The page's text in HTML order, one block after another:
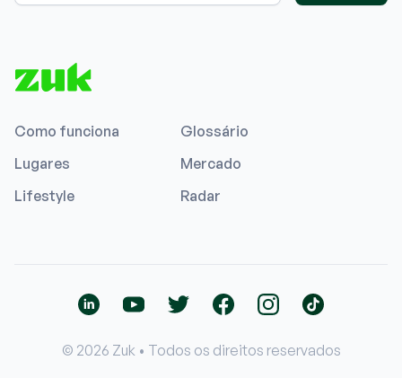
Como funciona
Glossário
Lugares
Mercado
Lifestyle
Radar
© 2026 Zuk • Todos os direitos reservados